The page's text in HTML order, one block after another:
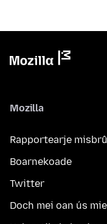
Mozilla
Rapportearje
Boarnekoade
Twitter
Doch mei oan ús